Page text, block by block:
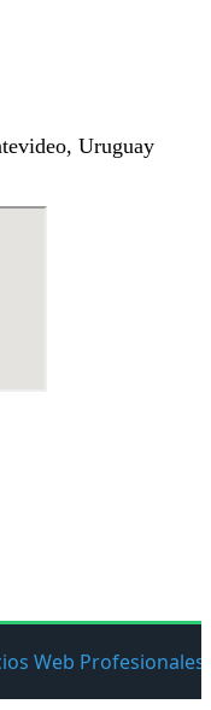
Uruguay
Web Profesionales